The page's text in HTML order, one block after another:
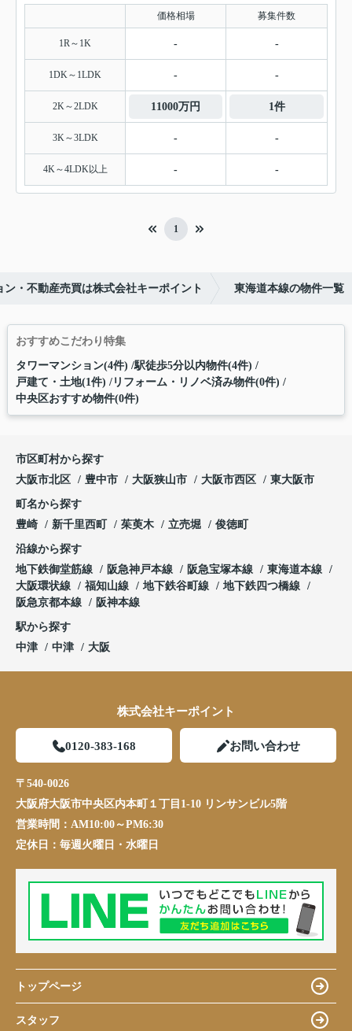
価格相場 募集件数
1R～1K - -
1DK～1LDK - -
2K～2LDK 11000万円 1件
3K～3LDK - -
4K～4LDK以上 - -
1
・不動産売買は株式会社キーポイント 東海道本線の物件一覧
おすすめこだわり特集
タワーマンション(4件) 駅徒歩5分以内物件(4件)
戸建て・土地(1件) リフォーム・リノベ済み物件(0件)
中央区おすすめ物件(0件)
市区町村から探す
大阪市北区
豊中市 大阪狭山市 大阪市西区 東大阪市
町名から探す
豊崎
新千里西町 茱萸木 立売堀 俊徳町
沿線から探す
地下鉄御堂筋線
阪急神戸本線 阪急宝塚本線
東海道本線
大阪環状線
福知山線 地下鉄谷町線
地下鉄四つ橋線
阪急京都本線
阪神本線
駅から探す
中津
中津 大阪
株式会社キーポイント
0120-383-168 お問い合わせ
〒540-0026
大阪府大阪市中央区内本町１丁目1-10 リンサンビル5階
営業時間： AM10:00～PM6:30
定休日： 毎週火曜日・水曜日
トップページ
スタッフ